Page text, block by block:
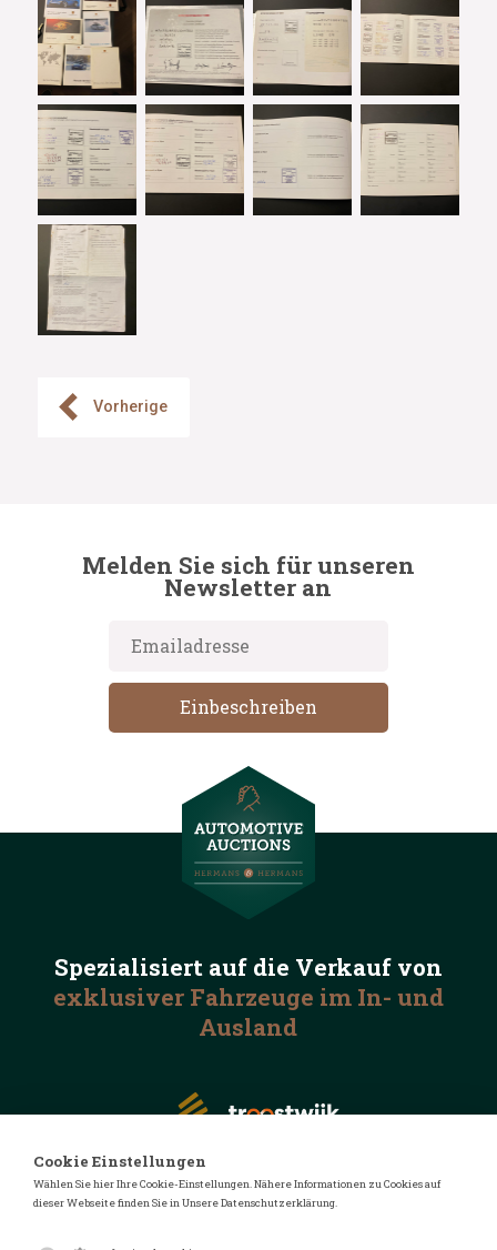
Vorherige
Melden Sie sich für unseren
Newsletter an
Spezialisiert auf die Verkauf von
exklusiver Fahrzeuge im In- und
Ausland
© 2026 Automotive Auctions
Datenschutzerklärung
Cookie Einstellungen
Wählen Sie hier Ihre Cookie-Einstellungen. Nähere Informationen zu Cookies auf
dieser Webseite finden Sie in Unsere Datenschutzerklärung.